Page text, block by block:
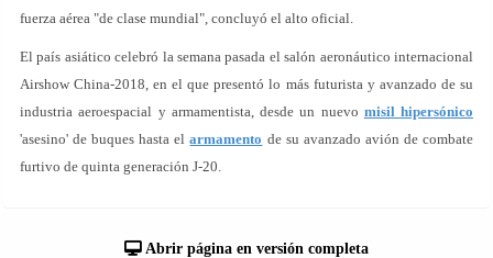
fuerza aérea "de clase mundial", concluyó el alto oficial.
El país asiático celebró la semana pasada el salón aeronáutico internacional
Airshow China-2018, en el que presentó lo más futurista y avanzado de su
industria aeroespacial y armamentista, desde un nuevo misil hipersónico
'asesino' de buques hasta elarmamento de su avanzado avión de combate
furtivo de quinta generación J-20.
Abrir página en versión completa